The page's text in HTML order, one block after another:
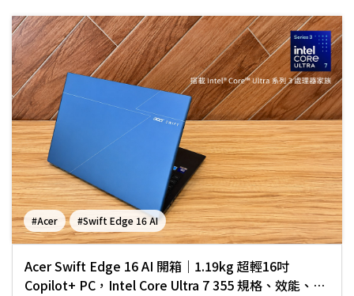
#Acer #Swift Edge 16 AI
Acer Swift Edge 16 AI 開箱｜1.19kg 超輕16吋
Copilot+ PC，Intel Core Ultra 7 355 規格、效能、續